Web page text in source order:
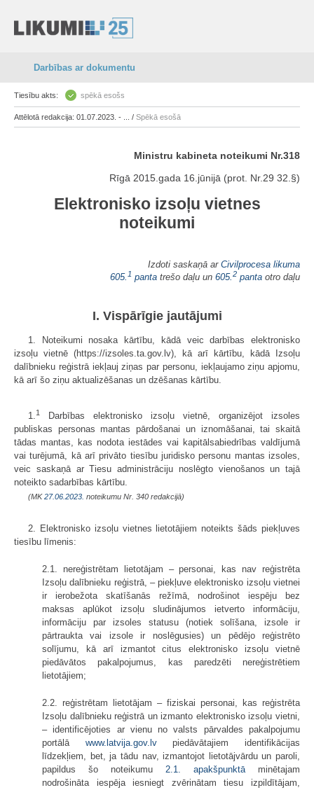
Darbības ar dokumentu
Tiesību akts: spēkā esošs
Attēlotā redakcija: 01.07.2023. - ... / Spēkā esošā
Ministru kabineta noteikumi Nr.318
Rīgā 2015.gada 16.jūnijā (prot. Nr.29 32.§)
Elektronisko izsoļu vietnes
noteikumi
Izdoti saskaņā ar Civilprocesa likuma
605. 1 panta trešo daļu un 605.2 panta otro daļu
I. Vispārīgie jautājumi
1. Noteikumi nosaka kārtību, kādā veic darbības elektronisko
izsoļu vietnē (https://izsoles.ta.gov.lv), kā arī kārtību, kādā Izsoļu
dalībnieku reģistrā iekļauj ziņas par personu, iekļaujamo ziņu apjomu,
kā arī šo ziņu aktualizēšanas un dzēšanas kārtību.
1.1
Darbības elektronisko izsoļu vietnē, organizējot izsoles
publiskas personas mantas pārdošanai un iznomāšanai, tai skaitā
tādas mantas, kas nodota iestādes vai kapitālsabiedrības valdījumā
vai turējumā, kā arī privāto tiesību juridisko personu mantas izsoles,
veic saskaņā ar Tiesu administrāciju noslēgto vienošanos un tajā
noteikto sadarbības kārtību.
(MK27.06.2023. noteikumu Nr. 340 redakcijā)
2. Elektronisko izsoļu vietnes lietotājiem noteikts šāds piekļuves
tiesību līmenis:
2.1. nereģistrētam lietotājam – personai, kas nav reģistrēta
Izsoļu dalībnieku reģistrā, – piekļuve elektronisko izsoļu vietnei
ir ierobežota skatīšanās režīmā, nodrošinot iespēju bez
maksas aplūkot izsoļu sludinājumos ietverto informāciju,
informāciju par izsoles statusu (notiek solīšana, izsole ir
pārtraukta vai izsole ir noslēgusies) un pēdējo reģistrēto
solījumu, kā arī izmantot citus elektronisko izsoļu vietnē
piedāvātos pakalpojumus, kas paredzēti nereģistrētiem
lietotājiem;
2.2. reģistrētam lietotājam – fiziskai personai, kas reģistrēta
Izsoļu dalībnieku reģistrā un izmanto elektronisko izsoļu vietni,
– identificējoties ar vienu no valsts pārvaldes pakalpojumu
portālā www.latvija.gov.lvpiedāvātajiem identifikācijas
līdzekļiem, bet, ja tādu nav, izmantojot lietotājvārdu un paroli,
papildus šo noteikumu 2.1. apakšpunktāminētajam
nodrošināta iespēja iesniegt zvērinātam tiesu izpildītājam,